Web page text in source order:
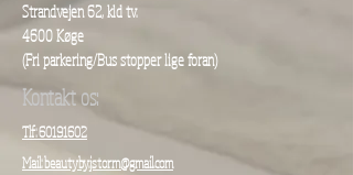
Strandvejen 62, kld tv.
4600 Køge
(Fri parkering/Bus stopper lige foran)
Kontakt os:
Tlf: 60191602
Mail: beautyby.jstorm@gmail.com